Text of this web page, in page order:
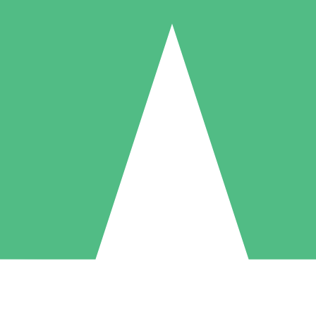
Individuele Creditpakketten
per gebruik met downloadtegoeden. Geen maandelijkse verplichting
5 Downloaden
US$